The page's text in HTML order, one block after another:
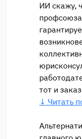
ИИ скажу,
тот и
↓ Читать